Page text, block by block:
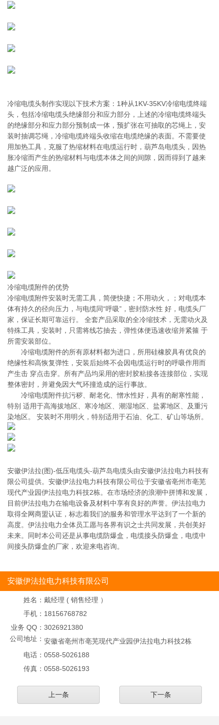
冷缩电缆头制作实现以下技术方案：1种从1KV-35KV冷缩电缆终端
头，包括冷缩电缆头绝缘部分和应力部分，上述的冷缩电缆终端头
的绝缘部分和应力部分预制成一体，预扩张在可抽取的芯绳上，安
装时抽调芯绳，冷缩电缆終端头收缩在电缆绝缘的表面。不需要使
用加热工具，克服了热缩材料在电缆运行时，葫芦岛电缆头，因热
胀冷缩而产生的热缩材料与电缆本体之间的间隙，因而得到了越来
越广泛的应用。
冷缩电缆附件的优势
冷缩电缆附件安装时无需工具，简便快捷；不用动火，；对电缆本
体有持久的径向压力，与电缆同“呼吸”，密封防水性 好，电缆头厂
家，保证长期可靠运行。 全套产品采取的全冷缩技术，无需动火及
特殊工具，安装时，只需将线芯抽去，弹性体便迅速收缩并紧箍 于
所需安装部位。
冷缩电缆附件的所有原材料都为进口，所用硅橡胶具有优良的
绝缘性和高恢复弹性，安装后始终不会因电缆运行时的呼吸作用而
产生击 穿点击穿。所有产品均采用的密封胶粘接各连接部位，实现
整体密封，并避免因大气环撞造成的运行事故。
冷缩电缆附件抗污秽、耐老化、憎水性好，具有的耐寒性能，
特别 适用于高海拔地区、寒冷地区、潮湿地区、盐雾地区、及重污
染地区。 安装时不用明火，特别适用于石油、化工、矿山等场所。
安徽伊法拉(图)-低压电缆头-葫芦岛电缆头由安徽伊法拉电力科技有
限公司提供。安徽伊法拉电力科技有限公司位于安徽省亳州市亳芜
现代产业园伊法拉电力科技2栋。在市场经济的浪潮中拼博和发展，
目前伊法拉电力在输电设备及材料中享有良好的声誉。伊法拉电力
取得全网商盟认证，标志着我们的服务和管理水平达到了一个新的
高度。伊法拉电力全体员工愿与各界有识之士共同发展，共创美好
未来。同时本公司还是从事电缆防爆盒，电缆接头防爆盒，电缆中
间接头防爆盒的厂家，欢迎来电咨询。
安徽伊法拉电力科技有限公司
姓名： 戴经理 ( 销售经理 ）
手机： 18156768782
业务 QQ： 3026921380
公司地址： 安徽省亳州市亳芜现代产业园伊法拉电力科技2栋
电话： 0558-5026188
传真： 0558-5026193
上一条 下一条